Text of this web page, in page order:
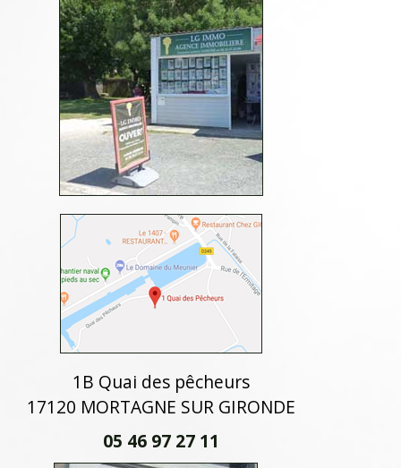
1B Quai des pêcheurs
17120 MORTAGNE SUR GIRONDE
05 46 97 27 11